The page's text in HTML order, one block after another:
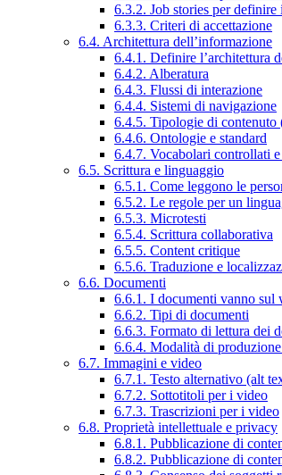
6.3.2. Job stories per definire
6.3.3. Criteri di accettazione
6.4. Architettura dell’informazione
6.4.1. Definire l’architettura
6.4.2. Alberatura
6.4.3. Flussi di interazione
6.4.4. Sistemi di navigazione
6.4.5. Tipologie di contenuto
6.4.6. Ontologie e standard
6.4.7. Vocabolari controllati e
6.5. Scrittura e linguaggio
6.5.1. Come leggono le
6.5.2. Le regole per un
6.5.3. Microtesti
6.5.4. Scrittura collaborativa
6.5.5. Content critique
6.5.6. Traduzione e
6.6. Documenti
6.6.1. I documenti vanno sul
6.6.2. Tipi di documenti
6.6.3. Formato di lettura dei
6.6.4. Modalità di
6.7. Immagini e video
6.7.1. Testo alternativo (alt
6.7.2. Sottotitoli per i video
6.7.3. Trascrizioni per i video
6.8. Proprietà intellettuale e privacy
6.8.1. Pubblicazione di
6.8.2. Pubblicazione di